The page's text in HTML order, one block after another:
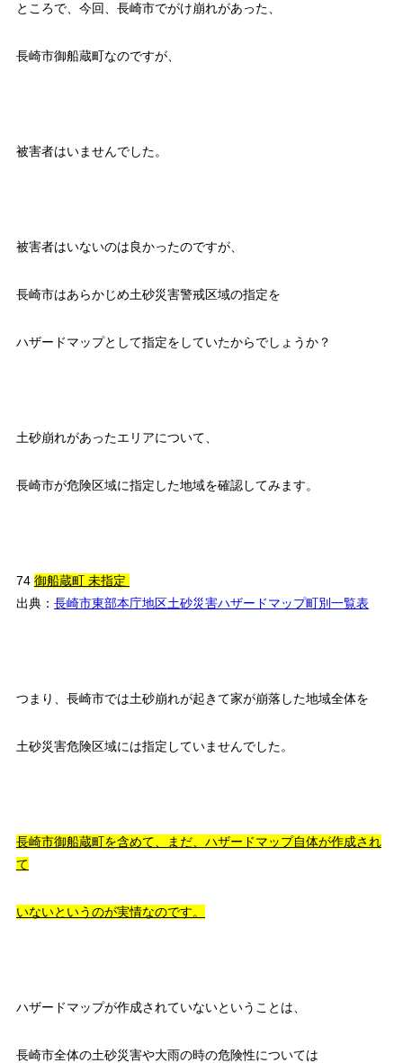
ところで、今回、長崎市でがけ崩れがあった、
長崎市御船蔵町なのですが、
被害者はいませんでした。
被害者はいないのは良かったのですが、
長崎市はあらかじめ土砂災害警戒区域の指定を
ハザードマップとして指定をしていたからでしょうか？
土砂崩れがあったエリアについて、
長崎市が危険区域に指定した地域を確認してみます。
74 御船蔵町 未指定
出典： 長崎市東部本庁地区土砂災害ハザードマップ町別一覧表
つまり、長崎市では土砂崩れが起きて家が崩落した地域全体を
土砂災害危険区域には指定していませんでした。
長崎市御船蔵町を含めて、まだ、ハザードマップ自体が作成され
て
いないというのが実情なのです。
ハザードマップが作成されていないということは、
長崎市全体の土砂災害や大雨の時の危険性については